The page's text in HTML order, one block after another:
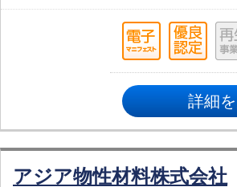
詳細
アジア物性材料株式会社